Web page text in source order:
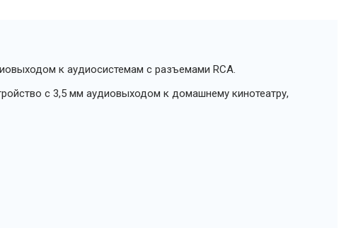
к аудиосистемам с разъемами RCA.
с 3,5 мм аудиовыходом к домашнему кинотеатру,